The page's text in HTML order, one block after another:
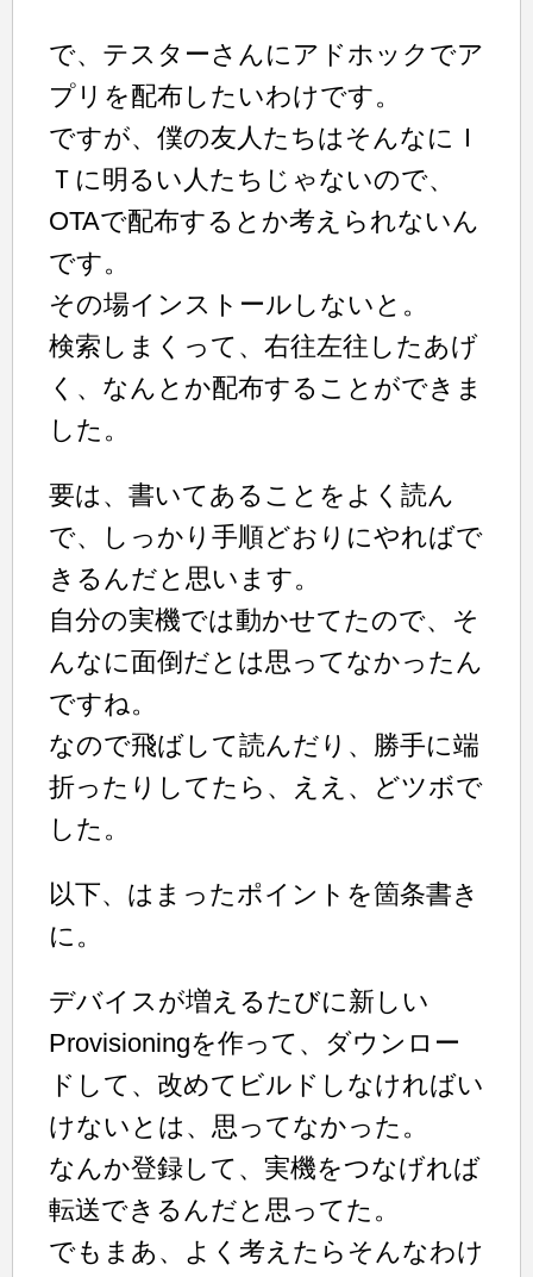
で、テスターさんにアドホックでア
プリを配布したいわけです。
ですが、僕の友人たちはそんなにＩ
Ｔに明るい人たちじゃないので、
OTAで配布するとか考えられないん
です。
その場インストールしないと。
検索しまくって、右往左往したあげ
く、なんとか配布することができま
した。
要は、書いてあることをよく読ん
で、しっかり手順どおりにやればで
きるんだと思います。
自分の実機では動かせてたので、そ
んなに面倒だとは思ってなかったん
ですね。
なので飛ばして読んだり、勝手に端
折ったりしてたら、ええ、どツボで
した。
以下、はまったポイントを箇条書き
に。
デバイスが増えるたびに新しい
Provisioningを作って、ダウンロー
ドして、改めてビルドしなければい
けないとは、思ってなかった。
なんか登録して、実機をつなげれば
転送できるんだと思ってた。
でもまあ、よく考えたらそんなわけ